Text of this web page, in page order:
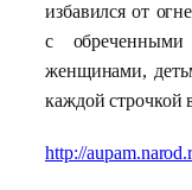
избавился от
с
женщинами,
каждой
http://